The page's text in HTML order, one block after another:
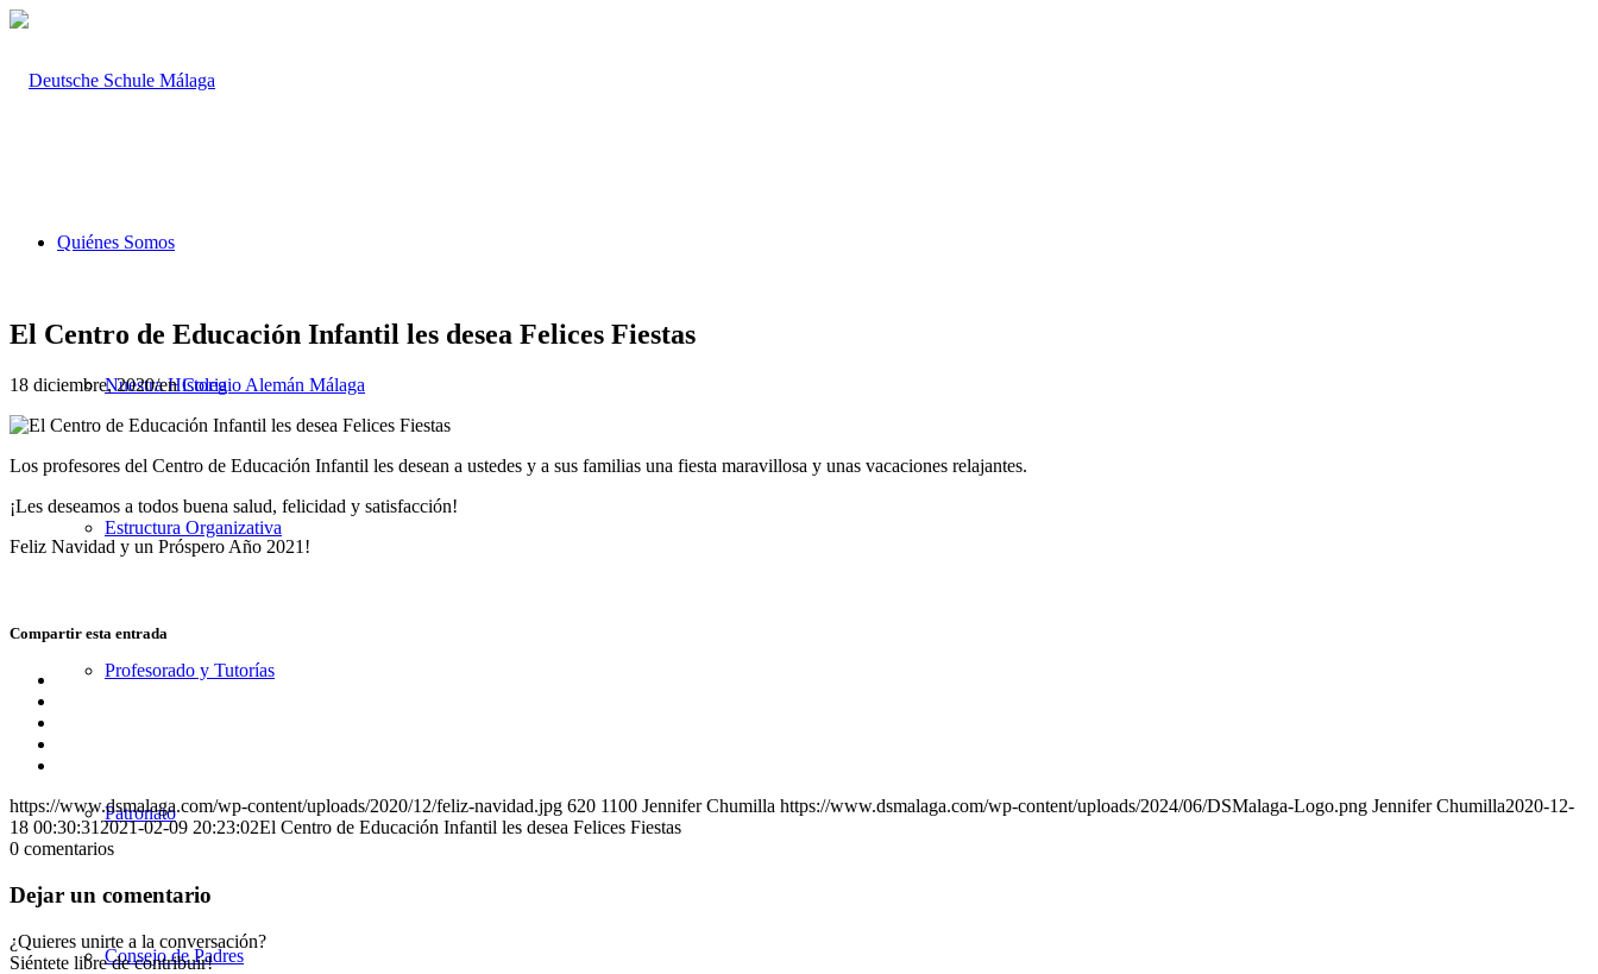
Quiénes Somos
Nuestra Historia
Estructura Organizativa
Profesorado y Tutorías
Patronato
Consejo de Padres
El Centro de Educación Infantil les desea Felices Fiestas
18 diciembre, 2020/enColegio Alemán Málaga
Los profesores del Centro de Educación Infantil les desean a ustedes y a sus familias una fiesta maravillosa y unas vacaciones relajantes.
¡Les deseamos a todos buena salud, felicidad y satisfacción!
Feliz Navidad y un Próspero Año 2021!
Compartir esta entrada
Compartir
correo
https://www.dsmalaga.com/wp-content/uploads/2020/12/feliz-navidad.jpg 620 1100 Jennifer Chumilla https://www.dsmalaga.com/wp-content/uploads/2024/06/DSMalaga-Logo.png Jennifer Chumilla2020-12-
18 00:30:31 2021-02-09 20:23:02El Centro de Educación Infantil les desea Felices Fiestas
0 comentarios
Dejar un comentario
¿Quieres unirte a la conversación?
Siéntete libre de contribuir!